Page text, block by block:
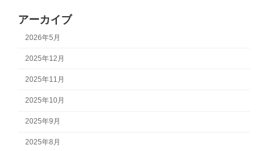
アーカイブ
2026年5月
2025年12月
2025年11月
2025年10月
2025年9月
2025年8月